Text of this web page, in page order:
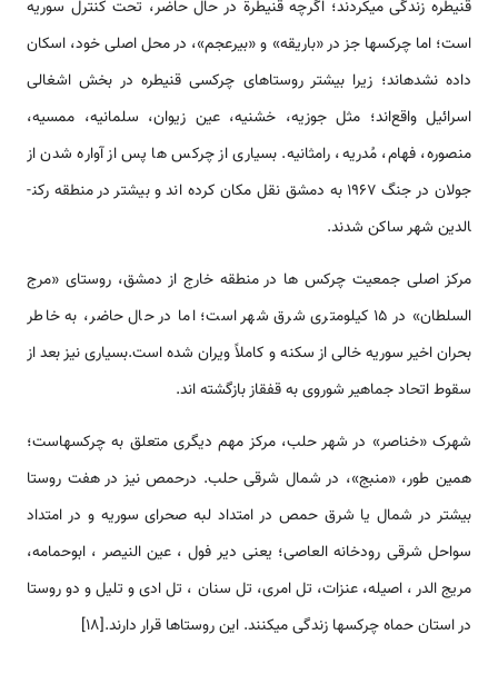
قنیطره زندگی می­کردند؛ اگرچه قنیطرة در حال حاضر، تحت کنترل سوریه
است؛ اما چرکس­ها جز در «باریقه» و «بیرعجم»، در محل اصلی خود، اسکان
داده نشده­اند؛ زیرا بیشتر روستاهای چرکسی قنیطره در بخش اشغالی
اسرائیل واقع‌اند؛ مثل جوزیه، خشنیه، عین زیوان، سلمانیه، ممسیه،
منصوره، فهام، مُدریه، رامثانیه. بسیاری از چرکس ها پس از آواره شدن از
جولان در جنگ 1967 به دمشق نقل مکان کرده اند و بیشتر در منطقه رکن­
الدین شهر ساکن شدند.
مرکز اصلی جمعیت چرکس ها در منطقه خارج از دمشق، روستای «مرج
السلطان» در 15 کیلومتری شرق شهر است؛ اما در حال حاضر، به خاطر
بحران اخیر سوریه خالی از سکنه و کاملاً ویران شده است.بسیاری نیز بعد از
سقوط اتحاد جماهیر شوروی به قفقاز بازگشته اند.
شهرک «خناصر» در شهر حلب، مرکز مهم دیگری متعلق به چرکس­هاست؛
همین طور، «منبج»، در شمال شرقی حلب. درحمص نیز در هفت روستا
بیشتر در شمال یا شرق حمص در امتداد لبه صحرای سوریه و در امتداد
سواحل شرقی رودخانه العاصی؛ یعنی دیر فول ، عین النیصر ، ابوحمامه،
مریج الدر ، اصیله، عنزات، تل امری، تل سنان ، تل ادی و تلیل و دو روستا
در استان حماه چرکس­ها زندگی می­کنند. این روستاها قرار دارند.[18]